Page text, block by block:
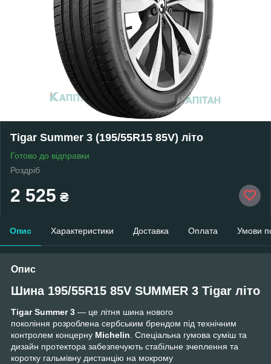
Tigar Summer 3 (195/55R15 85V) літо
Готово до відправки
Роздріб
2 525 ₴
Опис Характеристики Доставка Оплата Умови
Опис
Шина 195/55R15 85V SUMMER 3 Tigar літо
Tigar Summer 3 — це літня шина нового
покоління розроблена сербським брендом під технічним
контролем концерну Michelin. Спеціальна гумова суміш та
дизайн протектора забезпечують стабільне зчеплення та
коротку гальмівну дистанцію на мокрому